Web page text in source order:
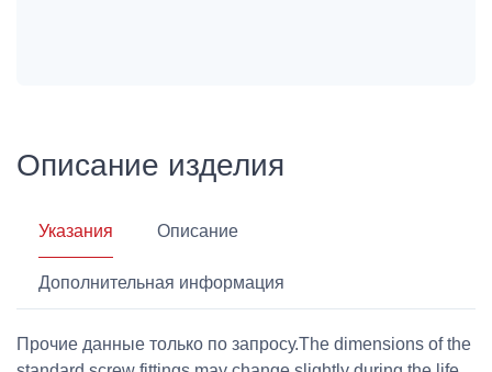
Описание изделия
Указания Описание
Дополнительная информация
Прочие данные только по запросу.The dimensions of the